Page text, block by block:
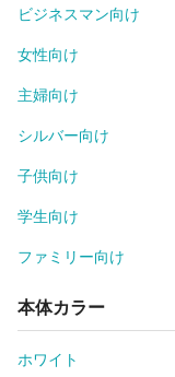
ビジネスマン向け
女性向け
主婦向け
シルバー向け
子供向け
学生向け
ファミリー向け
本体カラー
ホワイト